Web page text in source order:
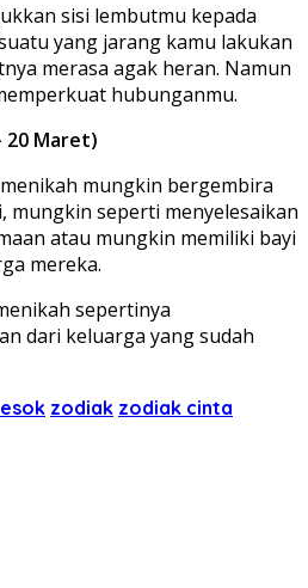
sisi lembutmu kepada
yang jarang kamu lakukan
merasa agak heran. Namun
hubunganmu.
20 Maret)
mungkin bergembira
mungkin seperti menyelesaikan
atau mungkin memiliki bayi
mereka.
sepertinya
dari keluarga yang sudah
zodiak zodiak cinta